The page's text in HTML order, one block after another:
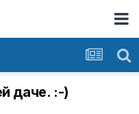
даче. :-)